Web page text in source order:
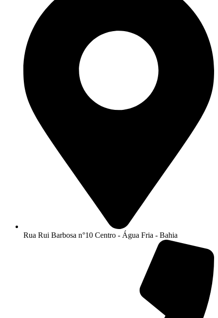
Rua Rui Barbosa n°10 Centro - Água Fria - Bahia